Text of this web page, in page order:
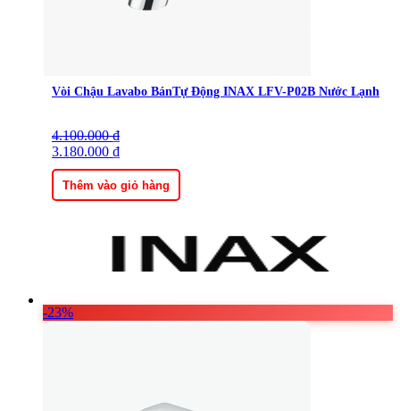
Vòi Chậu Lavabo BánTự Động INAX LFV-P02B Nước Lạnh
4.100.000₫
Giá
gốc
là:
4.100.000 ₫.
3.180.000 ₫
Giá
hiện
tại
là:
3.180.000 ₫.
Thêm vào giỏ hàng
-23%